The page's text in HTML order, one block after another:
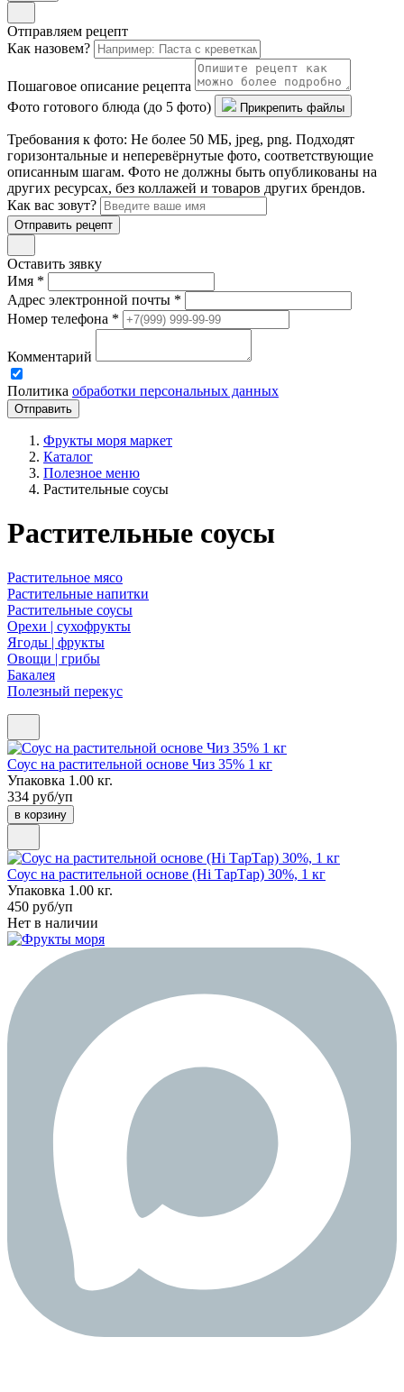
Отправляем рецепт
Как назовем?
Пошаговое описание рецепта
Фото готового блюда (до 5 фото)
Прикрепить файлы
Требования к фото: Не более 50 МБ, jpeg, png. Подходят
горизонтальные и неперевёрнутые фото, соответствующие
описанным шагам. Фото не должны быть опубликованы на
других ресурсах, без коллажей и товаров других брендов.
Как вас зовут?
Отправить рецепт
Оставить зявку
Имя *
Адрес электронной почты *
Номер телефона *
Комментарий
Политика обработки персональных данных
Фрукты моря маркет
Каталог
Полезное меню
Растительные соусы
Растительные соусы
Растительное мясо
Растительные напитки
Растительные соусы
Орехи | сухофрукты
Ягоды | фрукты
Овощи | грибы
Бакалея
Полезный перекус
Соус на растительной основе Чиз 35% 1 кг
Упаковка 1.00 кг.
334 руб/уп
в корзину
Соус на растительной основе (Hi ТарТар) 30%, 1 кг
Упаковка 1.00 кг.
450 руб/уп
Нет в наличии